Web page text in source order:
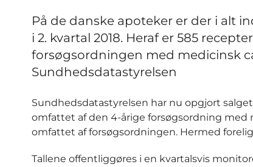
På de danske apoteker er der i alt
i 2. kvartal 2018. Heraf er 585
forsøgsordningen med medicinsk
Sundhedsdatastyrelsen
Sundhedsdatastyrelsen har nu opgjort
omfattet af den 4-årige forsøgsordning med
omfattet af forsøgsordningen. Hermed
Tallene offentliggøres i en kvartalsvis